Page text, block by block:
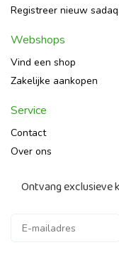
Registreer nieuw
Webshops
Vind een shop
Zakelijke aankopen
Service
Contact
Over ons
Ontvang exclusieve